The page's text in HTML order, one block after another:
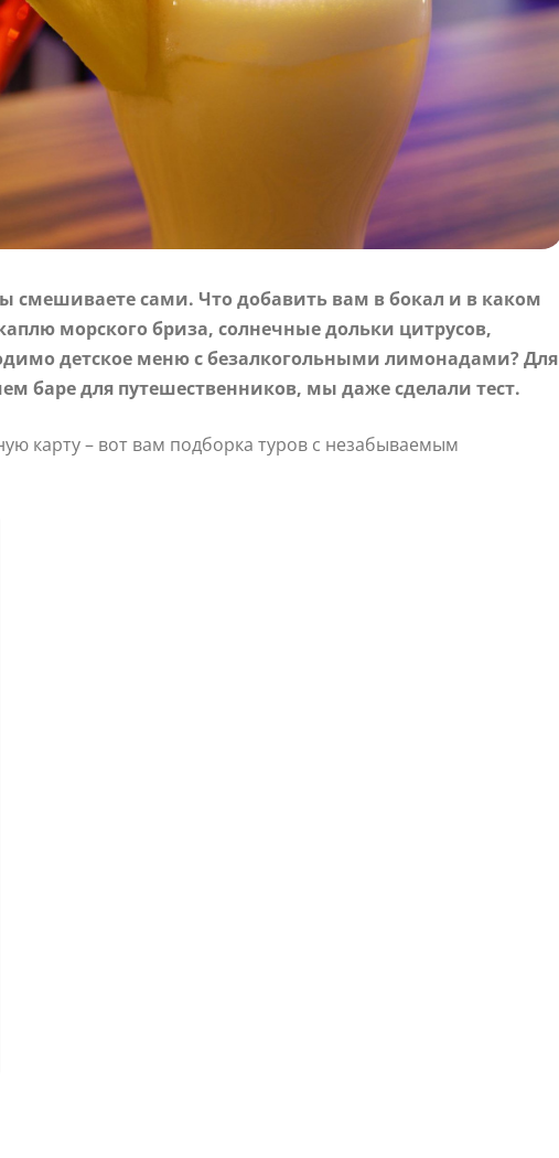
смешиваете сами. Что добавить вам в бокал и в каком
морского бриза, солнечные дольки цитрусов,
детское меню с безалкогольными лимонадами? Для
баре для путешественников, мы даже сделали тест.
карту – вот вам подборка туров с незабываемым